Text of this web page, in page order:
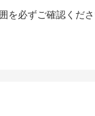
を必ずご確認くださ